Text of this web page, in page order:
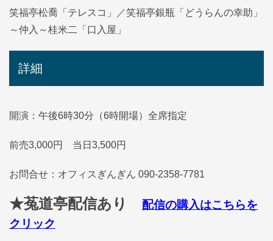
笑福亭松喬「テレスコ」／笑福亭銀瓶「どうらんの幸助」
～仲入～桂米二「口入屋」
詳細
開演：午後6時30分（6時開場）全席指定
前売3,000円 当日3,500円
お問合せ：オフィスぎんぎん 090-2358-7781
★菟道亭配信あり
配信の購入はこちらを
クリック